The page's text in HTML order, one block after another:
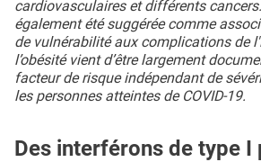
cardiovasculaires et différents
également été suggérée comme
de vulnérabilité aux complications de
l’obésité vient d’être largement
facteur de risque indépendant de
les personnes atteintes de COVID-19.
Des interférons de type